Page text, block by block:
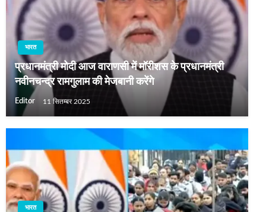
भारत
प्रधानमंत्री मोदी आज वाराणसी में मॉरीशस के प्रधानमंत्री
नवीनचन्द्र रामगुलाम की मेजबानी करेंगे
Editor 11 सितम्बर 2025
भारत